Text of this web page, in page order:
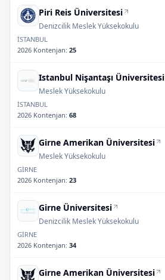
Piri Reis Üniversitesi
Denizcilik Meslek Yüksekokulu
İSTANBUL
2026 Kontenjan: 25
Istanbul Nişantaşı Üniversitesi
Meslek Yüksekokulu
İSTANBUL
2026 Kontenjan: 68
Girne Amerikan Üniversitesi
Meslek Yüksekokulu
GİRNE
2026 Kontenjan: 23
Girne Üniversitesi
Denizcilik Meslek Yüksekokulu
GİRNE
2026 Kontenjan: 34
Girne Amerikan Üniversitesi